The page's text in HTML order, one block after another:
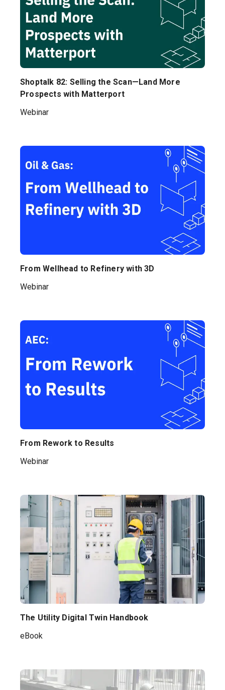
Shoptalk 82: Selling the Scan—Land More
Prospects with Matterport
Webinar
From Wellhead to Refinery with 3D
Webinar
From Rework to Results
Webinar
The Utility Digital Twin Handbook
eBook